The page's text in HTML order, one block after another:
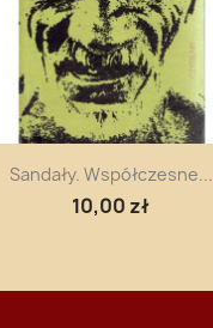
Szybki podgląd
Sandały. Współczesne...
10,00 zł